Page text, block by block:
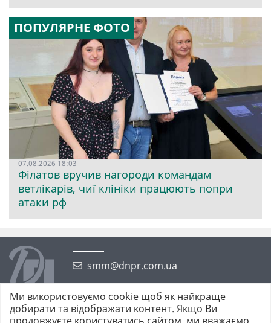
ПОПУЛЯРНЕ ФОТО
07.08.2026 18:03
Філатов вручив нагороди командам
ветлікарів, чиї клініки працюють попри
атаки рф
smm@dnpr.com.ua
Ми використовуємо cookie щоб як найкраще
добирати та відображати контент. Якщо Ви